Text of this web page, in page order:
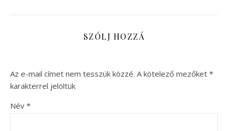
SZÓLJ HOZZÁ
Az e-mail címet nem tesszük közzé. A kötelező mezőket *
karakterrel jelöltük
Név *